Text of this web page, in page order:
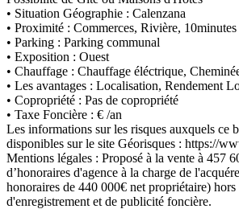
• Situation Géographie : Calenzana
• Proximité : Commerces, Rivière,
• Parking : Parking communal
• Exposition : Ouest
• Chauffage : Chauffage éléctrique,
• Les avantages : Localisation, Rendement
• Copropriété : Pas de copropriété
• Taxe Foncière : € /an
Les informations sur les risques auxquels ce
disponibles sur le site Géorisques : https://
Mentions légales : Proposé à la vente à 457
d’honoraires d'agence à la charge de
honoraires de 440 000€ net propriétaire) hors
d'enregistrement et de publicité foncière.